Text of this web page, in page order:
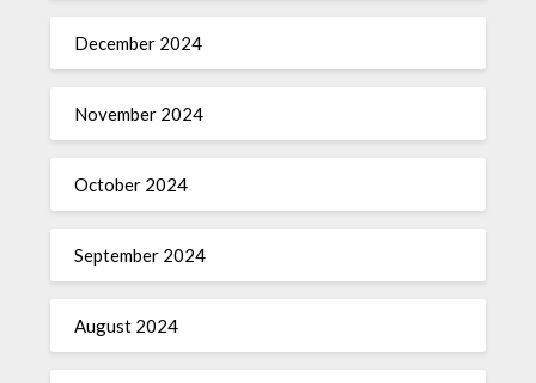
December 2024
November 2024
October 2024
September 2024
August 2024